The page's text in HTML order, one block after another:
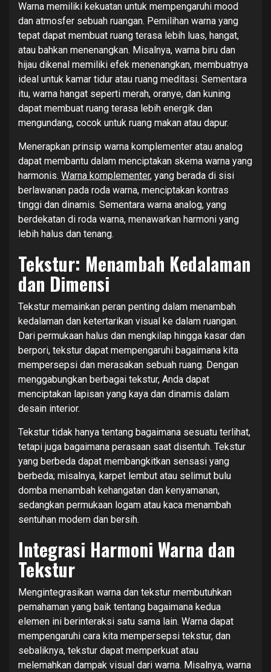
Warna memiliki kekuatan untuk mempengaruhi mood
dan atmosfer sebuah ruangan. Pemilihan warna yang
tepat dapat membuat ruang terasa lebih luas, hangat,
atau bahkan menenangkan. Misalnya, warna biru dan
hijau dikenal memiliki efek menenangkan, membuatnya
ideal untuk kamar tidur atau ruang meditasi. Sementara
itu, warna hangat seperti merah, oranye, dan kuning
dapat membuat ruang terasa lebih energik dan
mengundang, cocok untuk ruang makan atau dapur.
Menerapkan prinsip warna komplementer atau analog
dapat membantu dalam menciptakan skema warna yang
harmonis. Warna komplementer, yang berada di sisi
berlawanan pada roda warna, menciptakan kontras
tinggi dan dinamis. Sementara warna analog, yang
berdekatan di roda warna, menawarkan harmoni yang
lebih halus dan tenang.
Tekstur: Menambah Kedalaman
dan Dimensi
Tekstur memainkan peran penting dalam menambah
kedalaman dan ketertarikan visual ke dalam ruangan.
Dari permukaan halus dan mengkilap hingga kasar dan
berpori, tekstur dapat mempengaruhi bagaimana kita
mempersepsi dan merasakan sebuah ruang. Dengan
menggabungkan berbagai tekstur, Anda dapat
menciptakan lapisan yang kaya dan dinamis dalam
desain interior.
Tekstur tidak hanya tentang bagaimana sesuatu terlihat,
tetapi juga bagaimana perasaan saat disentuh. Tekstur
yang berbeda dapat membangkitkan sensasi yang
berbeda; misalnya, karpet lembut atau selimut bulu
domba menambah kehangatan dan kenyamanan,
sedangkan permukaan logam atau kaca menambah
sentuhan modern dan bersih.
Integrasi Harmoni Warna dan
Tekstur
Mengintegrasikan warna dan tekstur membutuhkan
pemahaman yang baik tentang bagaimana kedua
elemen ini berinteraksi satu sama lain. Warna dapat
mempengaruhi cara kita mempersepsi tekstur, dan
sebaliknya, tekstur dapat memperkuat atau
melemahkan dampak visual dari warna. Misalnya, warna